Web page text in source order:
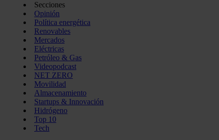
Secciones
Opinión
Política energética
Renovables
Mercados
Eléctricas
Petróleo & Gas
Videopodcast
NET ZERO
Movilidad
Almacenamiento
Startups & Innovación
Hidrógeno
Top 10
Tech